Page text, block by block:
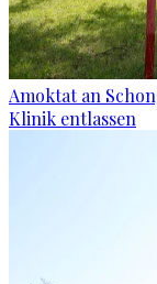
Amoktat an
Klinik entlassen